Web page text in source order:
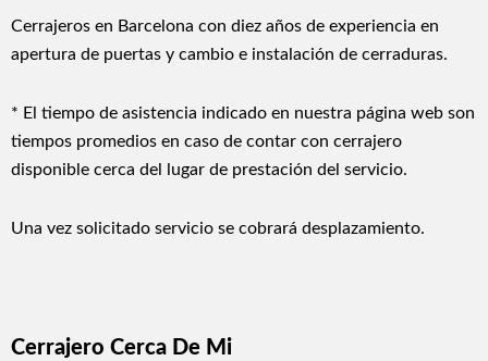
Cerrajeros en Barcelona con diez años de experiencia en
apertura de puertas y cambio e instalación de cerraduras.
* El tiempo de asistencia indicado en nuestra página web son
tiempos promedios en caso de contar con cerrajero
disponible cerca del lugar de prestación del servicio.
Una vez solicitado servicio se cobrará desplazamiento.
Cerrajero Cerca De Mi